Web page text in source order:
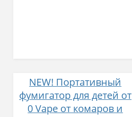
NEW! Портативный
фумигатор для детей от
0 Vape от комаров и